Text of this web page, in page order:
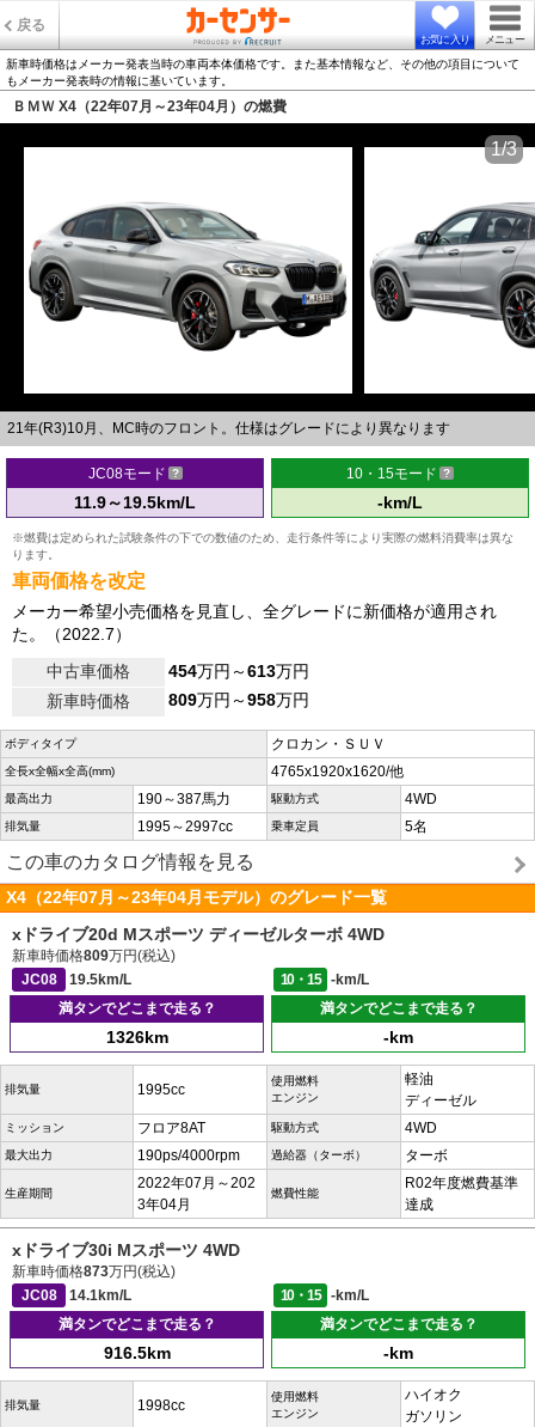
戻る
お気に入り メニュー
新車時価格はメーカー発表当時の車両本体価格です。また基本情報など、その他の項目について
もメーカー発表時の情報に基いています。
ＢＭＷ X4（22年07月～23年04月）の燃費
21年(R3)10月、MC時のフロント。仕様はグレードにより異なります
1/3
JC08モード
11.9～19.5km/L
10・15モード
-km/L
※燃費は定められた試験条件の下での数値のため、走行条件等により実際の燃料消費率は異な
ります。
車両価格を改定
メーカー希望小売価格を見直し、全グレードに新価格が適用され
た。（2022.7）
中古車価格
454万円～613万円
新車時価格
809万円～958万円
ボディタイプ クロカン・ＳＵＶ
全長x全幅x全高(mm) 4765x1920x1620/他
最高出力 190～387馬力 駆動方式 4WD
排気量 1995～2997cc 乗車定員 5名
この車のカタログ情報を見る
X4（22年07月～23年04月モデル）のグレード一覧
xドライブ20d Mスポーツ ディーゼルターボ 4WD
新車時価格809万円(税込)
JC08
19.5km/L 10・15
-km/L
満タンでどこまで走る？
1326km
満タンでどこまで走る？
-km
排気量 1995cc
使用燃料
エンジン
軽油
ディーゼル
ミッション フロア8AT 駆動方式 4WD
最大出力 190ps/4000rpm 過給器（ターボ） ターボ
生産期間
2022年07月～202
3年04月
燃費性能
R02年度燃費基準
達成
xドライブ30i Mスポーツ 4WD
新車時価格873万円(税込)
JC08
14.1km/L 10・15
-km/L
満タンでどこまで走る？
916.5km
満タンでどこまで走る？
-km
排気量 1998cc
使用燃料
エンジン
ハイオク
ガソリン